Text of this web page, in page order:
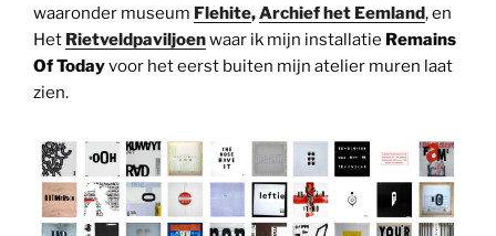
waaronder museum Flehite,Archief het Eemland, en
Het Rietveldpaviljoenwaar ik mijn installatie Remains
Of Todayvoor het eerst buiten mijn atelier muren laat
zien.